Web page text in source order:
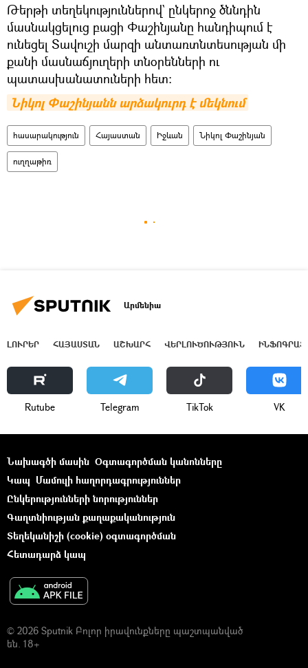
Թերթի տեղեկություններով` ընկերոջ ծննդին
մասնակցելուց բացի Փաշինյանը հանդիպում է
ունեցել Տավուշի մարզի անտառտնտեսության մի
քանի մասնաճյուղերի տնօրենների ու
պատասխանատուների հետ:
Նիկոլ Փաշինյանն արձակուրդ է մեկնում
հասարակություն Հայաստան Իջևան Նիկոլ Փաշինյան
ուղղաթիռ
Արմենիա
ԼՈՒՐԵՐ ՀԱՅԱՍՏԱՆ ԱՇԽԱՐՀ ՎԵՐԼՈՒԾՈՒԹՅՈՒՆ
Rutube Telegram ТikТоk VK
Նախագծի մասին Օգտագործման կանոնները
Կապ Մամուլի հաղորդագրություններ
Ընկերությունների նորություններ
Գաղտնիության քաղաքականություն
Տեղեկանիշի (cookie) օգտագործման
Հետադարձ կապ
© 2026 Sputnik Բոլոր իրավունքները պաշտպանված
են. 18+